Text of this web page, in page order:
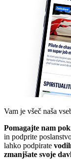
Vam je všeč naša
Pomagajte nam
in podprite
lahko podpirate
zmanjšate svoje